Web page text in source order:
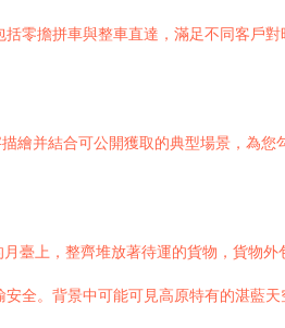
零擔拼車與整車直達，滿足不同客戶對
繪并結合可公開獲取的典型場景，為您
臺上，整齊堆放著待運的貨物，貨物
全。背景中可能可見高原特有的湛藍天